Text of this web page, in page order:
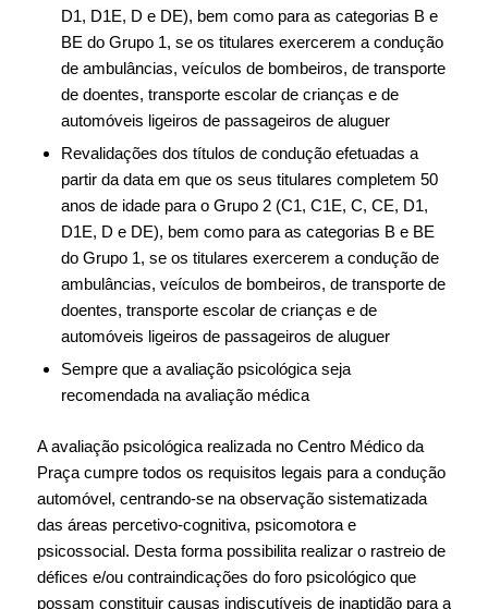
D1, D1E, D e DE), bem como para as categorias B e
BE do Grupo 1, se os titulares exercerem a condução
de ambulâncias, veículos de bombeiros, de transporte
de doentes, transporte escolar de crianças e de
automóveis ligeiros de passageiros de aluguer
Revalidações dos títulos de condução efetuadas a
partir da data em que os seus titulares completem 50
anos de idade para o Grupo 2 (C1, C1E, C, CE, D1,
D1E, D e DE), bem como para as categorias B e BE
do Grupo 1, se os titulares exercerem a condução de
ambulâncias, veículos de bombeiros, de transporte de
doentes, transporte escolar de crianças e de
automóveis ligeiros de passageiros de aluguer
Sempre que a avaliação psicológica seja
recomendada na avaliação médica
A avaliação psicológica realizada no Centro Médico da
Praça cumpre todos os requisitos legais para a condução
automóvel, centrando-se na observação sistematizada
das áreas percetivo-cognitiva, psicomotora e
psicossocial. Desta forma possibilita realizar o rastreio de
défices e/ou contraindicações do foro psicológico que
possam constituir causas indiscutíveis de inaptidão para a